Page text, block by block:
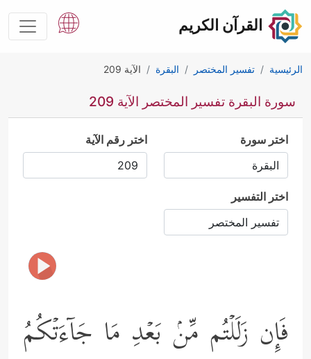
القرآن الكريم
الرئيسية تفسير المختصر البقرة الآية 209
سورة البقرة تفسير المختصر الآية 209
اختر سورة اختر رقم الآية
اختر التفسير
فَإِن زَلَلۡتُم مِّنۢ بَعۡدِ مَا جَاۤءَتۡكُمُ